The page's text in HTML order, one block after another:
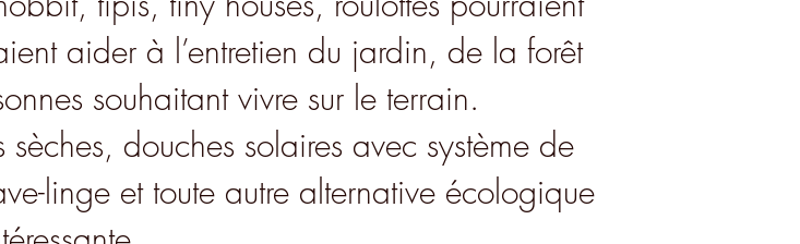
aider à l’entretien du jardin, de la forêt
souhaitant vivre sur le terrain.
douches solaires avec système de
linge et toute autre alternative écologique